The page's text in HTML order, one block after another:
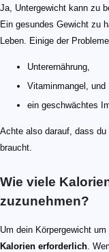
Ja, Untergewicht kann zu
Ein gesundes Gewicht zu
Leben. Einige der
Unterernährung,
Vitaminmangel, und
ein geschwächtes
Achte also darauf, dass
braucht.
Wie viele
zuzunehmen?
Um dein Körpergewicht um
Kalorien erforderlich.